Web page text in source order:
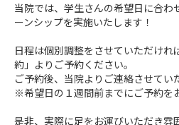
当院では、学生さんの希望日に合わ
ーンシップを実施いたします！
日程は個別調整をさせていただけれ
約」よりご予約ください。
ご予約後、当院よりご連絡させてい
※希望日の１週間前までにご予約を
是非、実際に足をお運びいただき雰